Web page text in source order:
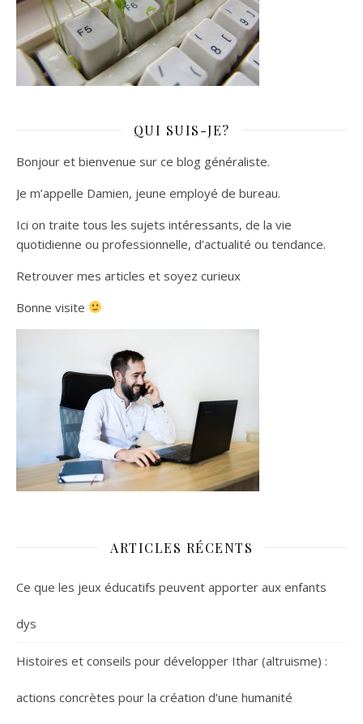
QUI SUIS-JE?
Bonjour et bienvenue sur ce blog généraliste.
Je m’appelle Damien, jeune employé de bureau.
Ici on traite tous les sujets intéressants, de la vie
quotidienne ou professionnelle, d’actualité ou tendance.
Retrouver mes articles et soyez curieux
Bonne visite
ARTICLES RÉCENTS
Ce que les jeux éducatifs peuvent apporter aux enfants
dys
Histoires et conseils pour développer Ithar (altruisme) :
actions concrètes pour la création d’une humanité